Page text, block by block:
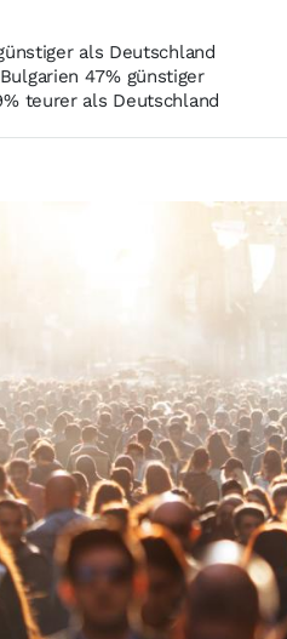
als Deutschland
47% günstiger
teurer als Deutschland